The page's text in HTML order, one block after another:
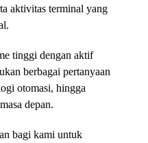
aktivitas terminal yang
tinggi dengan aktif
berbagai pertanyaan
otomasi, hingga
depan.
bagi kami untuk